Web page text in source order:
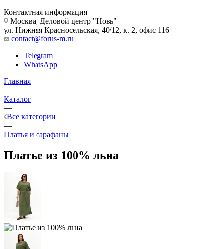
Контактная информация
Москва, Деловой центр "Новь"
ул. Нижняя Красносельская, 40/12, к. 2, офис 116
contact@forus-m.ru
Telegram
WhatsApp
Главная
—
Каталог
—
Все категории
—
Платья и сарафаны
Платье из 100% льна